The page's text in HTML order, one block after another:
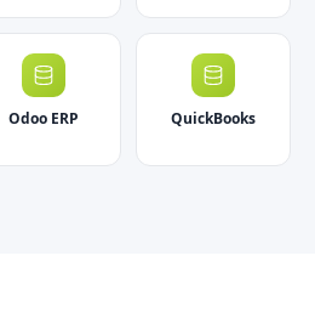
Odoo ERP QuickBooks